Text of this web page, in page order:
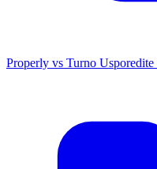
Properly vs Turno